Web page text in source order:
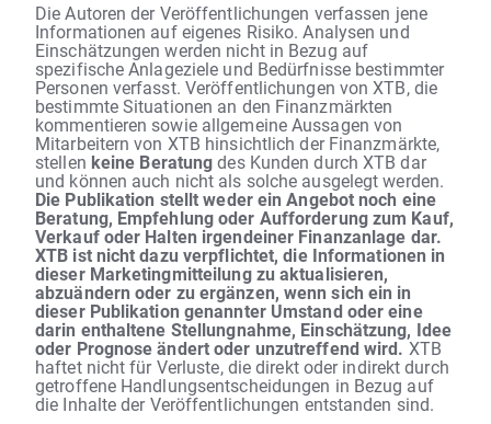
Die Autoren der Veröffentlichungen verfassen jene
Informationen auf eigenes Risiko. Analysen und
Einschätzungen werden nicht in Bezug auf
spezifische Anlageziele und Bedürfnisse bestimmter
Personen verfasst. Veröffentlichungen von XTB, die
bestimmte Situationen an den Finanzmärkten
kommentieren sowie allgemeine Aussagen von
Mitarbeitern von XTB hinsichtlich der Finanzmärkte,
stellen keine Beratungdes Kunden durch XTB dar
und können auch nicht als solche ausgelegt werden.
Die Publikation stellt weder ein Angebot noch eine
Beratung, Empfehlung oder Aufforderung zum Kauf,
Verkauf oder Halten irgendeiner Finanzanlage dar.
XTB ist nicht dazu verpflichtet, die Informationen in
dieser Marketingmitteilung zu aktualisieren,
abzuändern oder zu ergänzen, wenn sich ein in
dieser Publikation genannter Umstand oder eine
darin enthaltene Stellungnahme, Einschätzung, Idee
oder Prognose ändert oder unzutreffend wird. XTB
haftet nicht für Verluste, die direkt oder indirekt durch
getroffene Handlungsentscheidungen in Bezug auf
die Inhalte der Veröffentlichungen entstanden sind.